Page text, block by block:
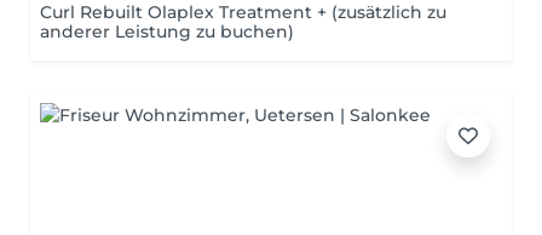
Curl Rebuilt Olaplex Treatment + (zusätzlich zu
anderer Leistung zu buchen)